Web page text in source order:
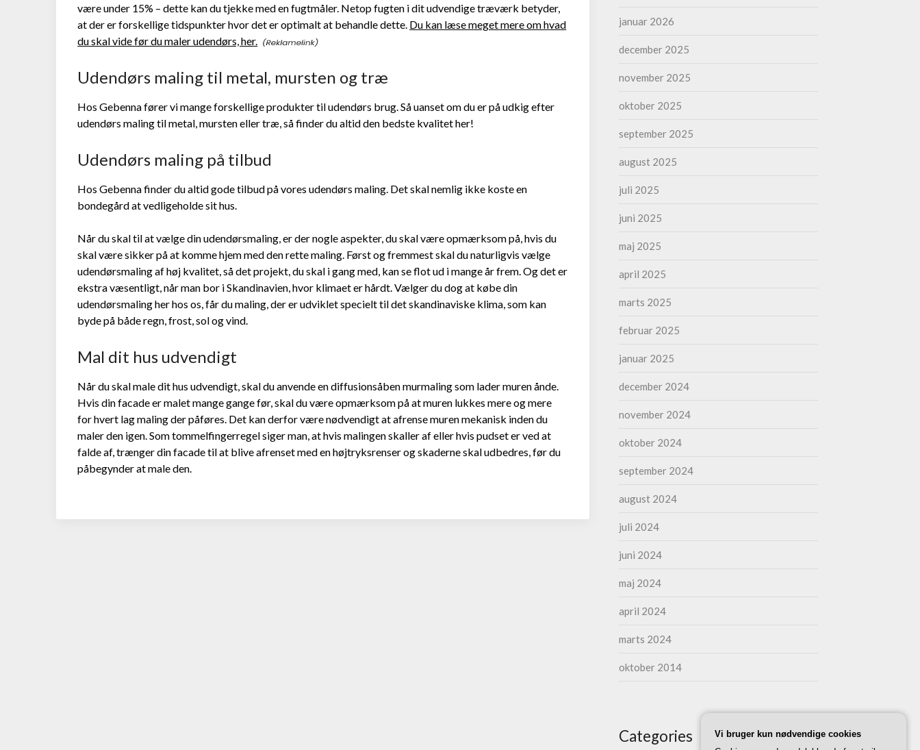
være under 15% – dette kan du tjekke med en fugtmåler. Netop fugten i dit udvendige træværk betyder,
at der er forskellige tidspunkter hvor det er optimalt at behandle dette. Du kan læse meget mere om hvad
du skal vide før du maler udendørs, her.
Udendørs maling til metal, mursten og træ
Hos Gebenna fører vi mange forskellige produkter til udendørs brug. Så uanset om du er på udkig efter
udendørs maling til metal, mursten eller træ, så finder du altid den bedste kvalitet her!
Udendørs maling på tilbud
Hos Gebenna finder du altid gode tilbud på vores udendørs maling. Det skal nemlig ikke koste en
bondegård at vedligeholde sit hus.
Når du skal til at vælge din udendørsmaling, er der nogle aspekter, du skal være opmærksom på, hvis du
skal være sikker på at komme hjem med den rette maling. Først og fremmest skal du naturligvis vælge
udendørsmaling af høj kvalitet, så det projekt, du skal i gang med, kan se flot ud i mange år frem. Og det er
ekstra væsentligt, når man bor i Skandinavien, hvor klimaet er hårdt. Vælger du dog at købe din
udendørsmaling her hos os, får du maling, der er udviklet specielt til det skandinaviske klima, som kan
byde på både regn, frost, sol og vind.
Mal dit hus udvendigt
Når du skal male dit hus udvendigt, skal du anvende en diffusionsåben murmaling som lader muren ånde.
Hvis din facade er malet mange gange før, skal du være opmærksom på at muren lukkes mere og mere
for hvert lag maling der påføres. Det kan derfor være nødvendigt at afrense muren mekanisk inden du
maler den igen. Som tommelfingerregel siger man, at hvis malingen skaller af eller hvis pudset er ved at
falde af, trænger din facade til at blive afrenset med en højtryksrenser og skaderne skal udbedres, før du
påbegynder at male den.
januar 2026
december 2025
november 2025
oktober 2025
september 2025
august 2025
juli 2025
juni 2025
maj 2025
april 2025
marts 2025
februar 2025
januar 2025
december 2024
november 2024
oktober 2024
september 2024
august 2024
juli 2024
juni 2024
maj 2024
april 2024
marts 2024
oktober 2014
Categories
Vi bruger kun nødvendige cookies